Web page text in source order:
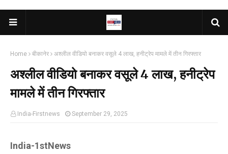
Home बीकानेर अश्लील वीडियो बनाकर वसूले 4 लाख, हनीट्रेप मामले में तीन गिरफ्तार
अश्लील वीडियो बनाकर वसूले 4 लाख, हनीट्रेप
मामले में तीन गिरफ्तार
India-Firstnews September 29, 2025
India-1stNews